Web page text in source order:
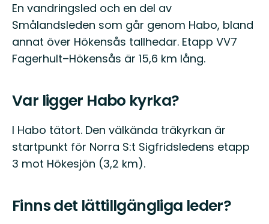
En vandringsled och en del av
Smålandsleden som går genom Habo, bland
annat över Hökensås tallhedar. Etapp VV7
Fagerhult–Hökensås är 15,6 km lång.
Var ligger Habo kyrka?
I Habo tätort. Den välkända träkyrkan är
startpunkt för Norra S:t Sigfridsledens etapp
3 mot Hökesjön (3,2 km).
Finns det lättillgängliga leder?